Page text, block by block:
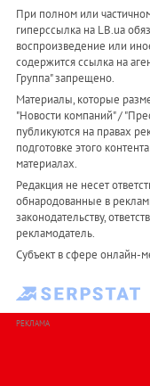
При полном или
гиперссылка на LB.ua
воспроизведение или
содержится ссылка на
Группа" запрещено.
Материалы, которые
"Новости компаний" /
публикуются на правах
подготовке этого
материалах.
Редакция не несет
обнародованные в
законодательству,
рекламодатель.
Субъект в сфере онлайн-
РЕКЛАМА